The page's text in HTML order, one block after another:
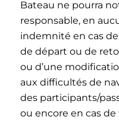
Bateau ne pourra
responsable, en
indemnité en cas
de départ ou de
ou d’une
aux difficultés de
des participants/
ou encore en cas